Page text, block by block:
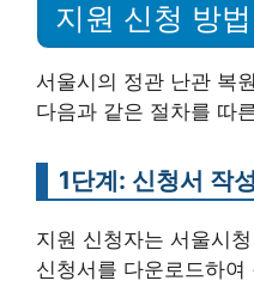
지원 신청 방법
서울시의 정관 난관 복
다음과 같은 절차를 따
1단계: 신청서 작성
지원 신청자는 서울시
신청서를 다운로드하여